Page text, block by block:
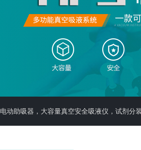
电动助吸器，大容量真空安全吸液仪，试剂分